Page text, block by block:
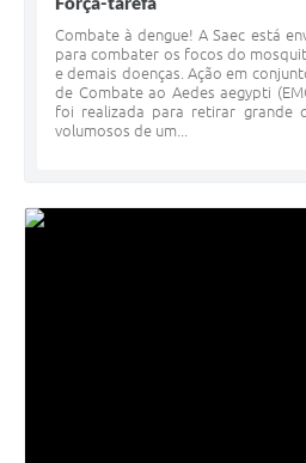
Combate à dengue! A Saec está
para combater os focos do
e demais doenças. Ação em
de Combate ao Aedes aegypti
foi realizada para retirar grande
volumosos de um...